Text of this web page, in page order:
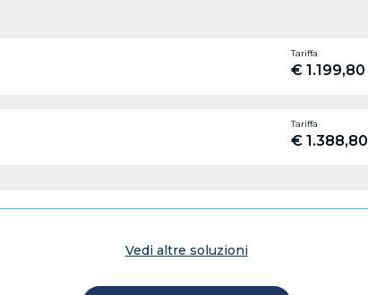
Tariffa
€ 1.199,80
Tariffa
€ 1.388,80
Vedi altre soluzioni